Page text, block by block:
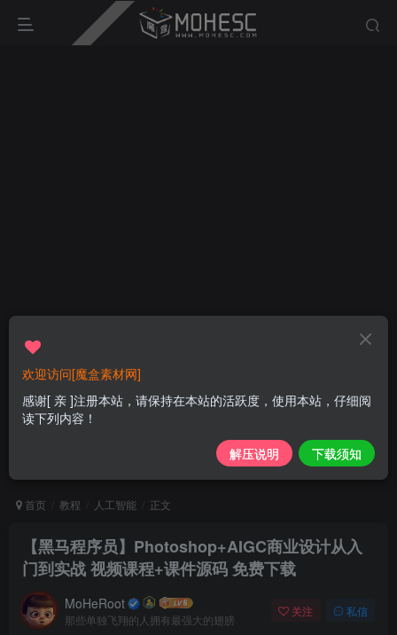
首页 教程 人工智能 正文
【黑马程序员】Photoshop+AIGC商业设计从入
门到实战 视频课程+课件源码 免费下载
MoHeRoot
那些单独飞翔的人拥有最强大的翅膀
关注 私信
欢迎访问[魔盒素材网]
感谢[ 亲 ]注册本站，请保持在本站的活跃度，使用本站，仔细阅
读下列内容！
解压说明 下载须知